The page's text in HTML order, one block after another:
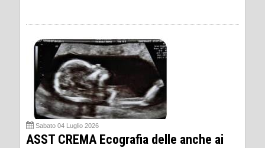
Sabato 04 Luglio 2026
ASST CREMA Ecografia delle anche ai